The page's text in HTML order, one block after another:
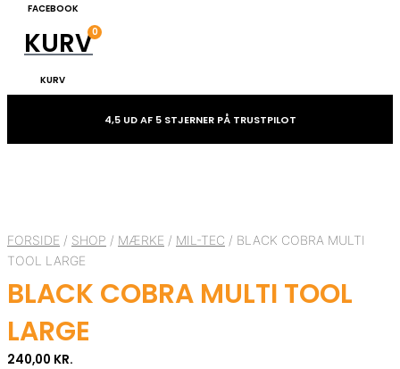
FACEBOOK
0
KURV
KURV
4,5 UD AF 5 STJERNER PÅ TRUSTPILOT
FORSIDE / SHOP / MÆRKE / MIL-TEC / BLACK COBRA MULTI
TOOL LARGE
BLACK COBRA MULTI TOOL
LARGE
240,00 KR.